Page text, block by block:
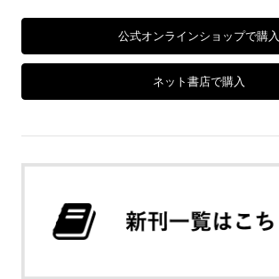
公式オンラインショップで購入
ネット書店で購入